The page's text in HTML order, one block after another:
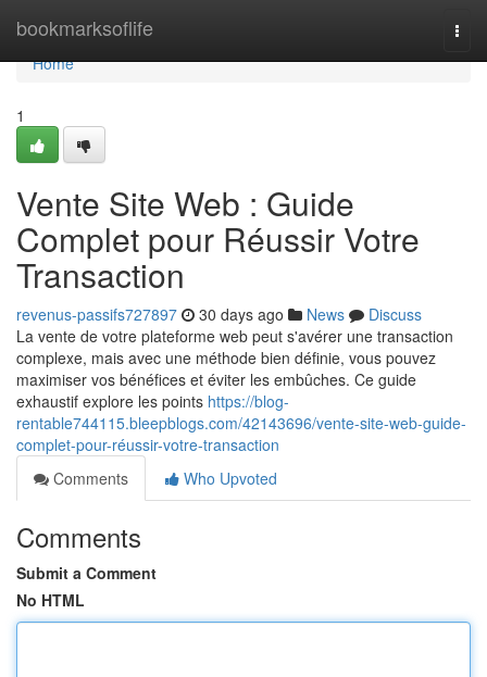
bookmarksoflife
Home
Home
1
Vente Site Web : Guide
Complet pour Réussir Votre
Transaction
revenus-passifs727897 30 days ago News
Discuss
La vente de votre plateforme web peut s'avérer une transaction
complexe, mais avec une méthode bien définie, vous pouvez
maximiser vos bénéfices et éviter les embûches. Ce guide
exhaustif explore les points https://blog-
rentable744115.bleepblogs.com/42143696/vente-site-web-guide-
complet-pour-réussir-votre-transaction
Comments
Who Upvoted
Comments
Submit a Comment
No HTML